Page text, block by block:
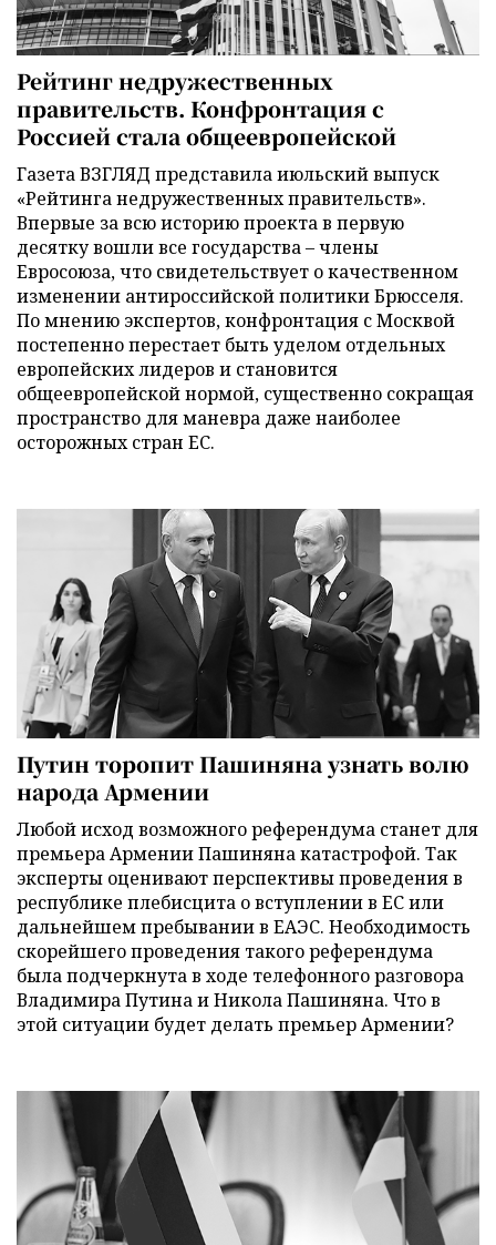
Рейтинг недружественных
правительств. Конфронтация с
Россией стала общеевропейской
Газета ВЗГЛЯД представила июльский выпуск
«Рейтинга недружественных правительств».
Впервые за всю историю проекта в первую
десятку вошли все государства – члены
Евросоюза, что свидетельствует о качественном
изменении антироссийской политики Брюсселя.
По мнению экспертов, конфронтация с Москвой
постепенно перестает быть уделом отдельных
европейских лидеров и становится
общеевропейской нормой, существенно сокращая
пространство для маневра даже наиболее
осторожных стран ЕС.
Путин торопит Пашиняна узнать волю
народа Армении
Любой исход возможного референдума станет для
премьера Армении Пашиняна катастрофой. Так
эксперты оценивают перспективы проведения в
республике плебисцита о вступлении в ЕС или
дальнейшем пребывании в ЕАЭС. Необходимость
скорейшего проведения такого референдума
была подчеркнута в ходе телефонного разговора
Владимира Путина и Никола Пашиняна. Что в
этой ситуации будет делать премьер Армении?